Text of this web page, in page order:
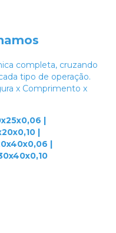
completa, cruzando
tipo de operação.
x Comprimento x
|
|
|